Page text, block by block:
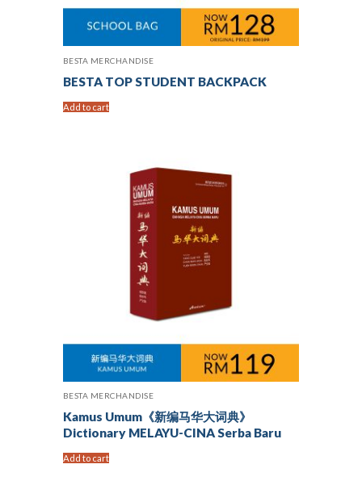
BESTA MERCHANDISE
BESTA TOP STUDENT BACKPACK
Add to cart
BESTA MERCHANDISE
Kamus Umum《新编马华大词典》
Dictionary MELAYU-CINA Serba Baru
Add to cart